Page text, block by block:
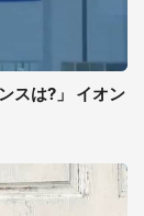
スは?」 イオン